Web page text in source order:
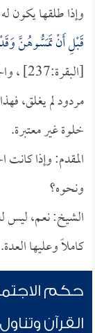
وإذا طلقها يكون
قَبْلِ أَنْ تَمَسُّوهُنَّ
مردود لم يغلق،
خلوة غير معتبرة.
المقدم: وإذا
ونحوه؟
الشيخ: نعم، ليس
كاملاً وعليها العدة.
حكم
القرآن